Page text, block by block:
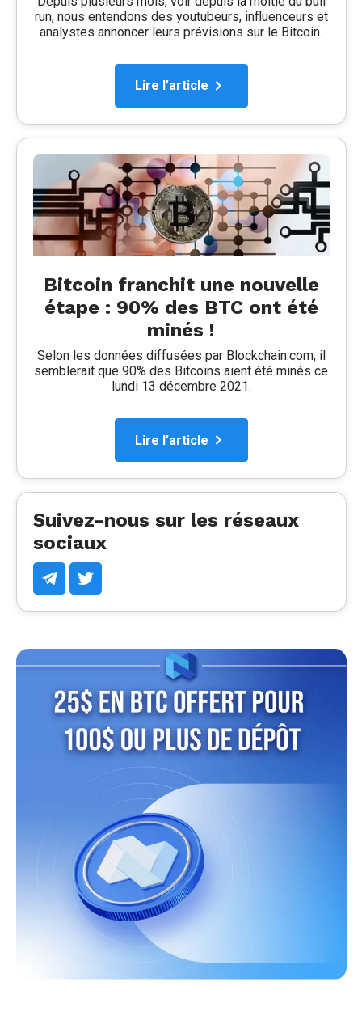
run, nous entendons des youtubeurs, influenceurs et
analystes annoncer leurs prévisions sur le Bitcoin.
Lire l’article
Bitcoin franchit une nouvelle
étape : 90% des BTC ont été
minés !
Selon les données diffusées par Blockchain.com, il
semblerait que 90% des Bitcoins aient été minés ce
lundi 13 décembre 2021.
Lire l’article
Suivez-nous sur les réseaux
sociaux